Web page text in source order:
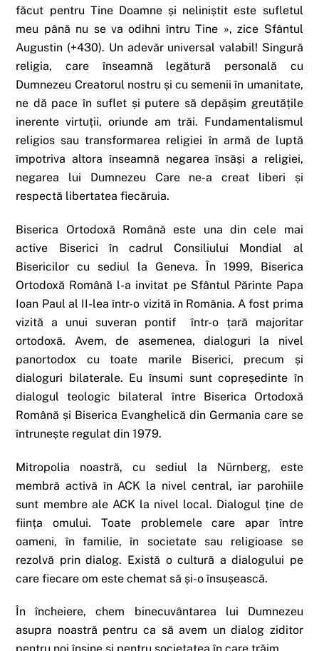
făcut pentru Tine Doamne și neliniștit este sufletul
meu până nu se va odihni întru Tine », zice Sfântul
Augustin (+430). Un adevăr universal valabil! Singură
religia, care înseamnă legătură personală cu
Dumnezeu Creatorul nostru și cu semenii în umanitate,
ne dă pace în suflet și putere să depășim greutățile
inerente virtuții, oriunde am trăi. Fundamentalismul
religios sau transformarea religiei în armă de luptă
împotriva altora înseamnă negarea însăși a religiei,
negarea lui Dumnezeu Care ne-a creat liberi și
respectă libertatea fiecăruia.
Biserica Ortodoxă Română este una din cele mai
active Biserici în cadrul Consiliului Mondial al
Bisericilor cu sediul la Geneva. În 1999, Biserica
Ortodoxă Română l-a invitat pe Sfântul Părinte Papa
Ioan Paul al II-lea într-o vizită în România. A fost prima
vizită a unui suveran pontif într-o țară majoritar
ortodoxă. Avem, de asemenea, dialoguri la nivel
panortodox cu toate marile Biserici, precum și
dialoguri bilaterale. Eu însumi sunt copreședinte în
dialogul teologic bilateral între Biserica Ortodoxă
Română și Biserica Evanghelică din Germania care se
întrunește regulat din 1979.
Mitropolia noastră, cu sediul la Nürnberg, este
membră activă în ACK la nivel central, iar parohiile
sunt membre ale ACK la nivel local. Dialogul ține de
ființa omului. Toate problemele care apar între
oameni, în familie, în societate sau religioase se
rezolvă prin dialog. Există o cultură a dialogului pe
care fiecare om este chemat să și-o însușească.
În încheiere, chem binecuvântarea lui Dumnezeu
asupra noastră pentru ca să avem un dialog ziditor